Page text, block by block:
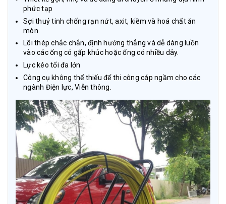
phức tạp
Sợi thuỷ tinh chống rạn nứt, axit, kiềm và hoá chất ăn
mòn.
Lõi thép chắc chắn, định hướng thẳng và dễ dàng luồn
vào các ống có gấp khúc hoặc ống có nhiều dây.
Lực kéo tối đa lớn
Công cụ không thể thiếu để thi công cáp ngầm cho các
ngành Điện lực, Viễn thông.